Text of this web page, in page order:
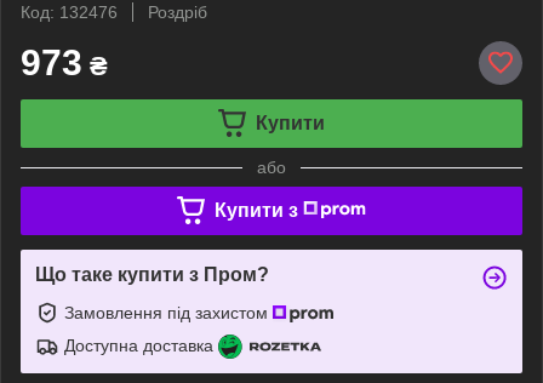
Код: 132476
Роздріб
973 ₴
Купити
або
Купити з
Що таке купити з Пром?
Замовлення під захистом
Доступна доставка